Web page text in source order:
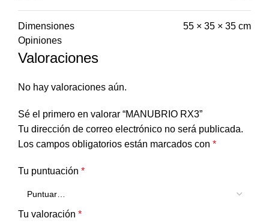
Dimensiones
55 × 35 × 35 cm
Opiniones
Valoraciones
No hay valoraciones aún.
Sé el primero en valorar “MANUBRIO RX3”
Tu dirección de correo electrónico no será publicada.
Los campos obligatorios están marcados con *
Tu puntuación *
Tu valoración *